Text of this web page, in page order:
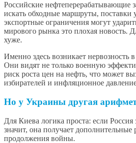
Российские нефтеперерабатывающие
искать обходные маршруты, поставки
экспортные ограничения могут
мирового рынка это плохая
хуже.
Именно здесь возникает нервозность
Они видят не только военную
риск роста цен на нефть, что может
избирателей и инфляционное
Но у Украины другая
Для Киева логика проста: если Россия
значит, она получает дополнительные
продолжения войны.